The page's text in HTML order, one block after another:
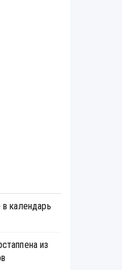
календарь
из